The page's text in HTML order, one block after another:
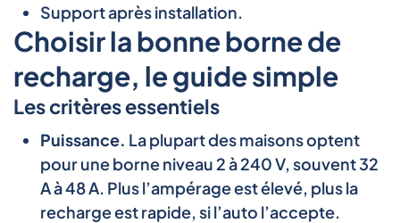
Support après installation.
Choisir la bonne borne de
recharge, le guide simple
Les critères essentiels
Puissance. La plupart des maisons optent
pour une borne niveau 2 à 240 V, souvent 32
A à 48 A. Plus l’ampérage est élevé, plus la
recharge est rapide, si l’auto l’accepte.